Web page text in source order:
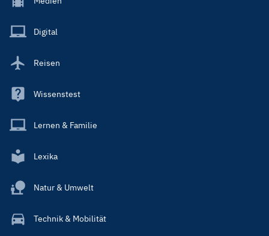
Main
Digital
Reisen
Wissenstest
Lernen & Familie
Lexika
Natur & Umwelt
Technik & Mobilität